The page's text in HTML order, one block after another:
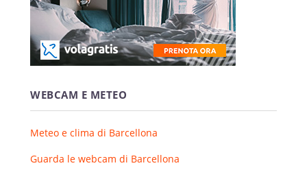
WEBCAM E METEO
Meteo e clima di Barcellona
Guarda le webcam di Barcellona